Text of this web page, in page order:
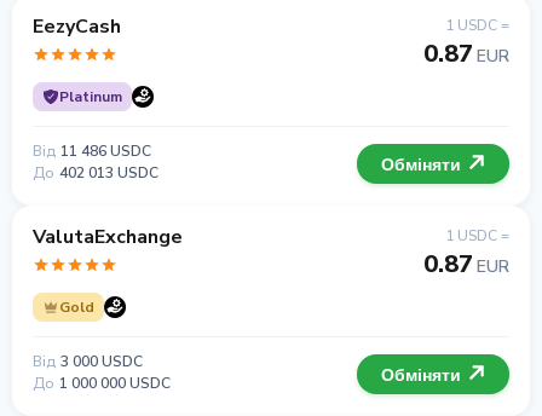
EezyCash
Platinum
1 USDC =
0.87 EUR
Від 11 486 USDC
До 402 013 USDC Обміняти
ValutaExchange
Gold
1 USDC =
0.87 EUR
Від 3 000 USDC
До 1 000 000 USDC Обміняти